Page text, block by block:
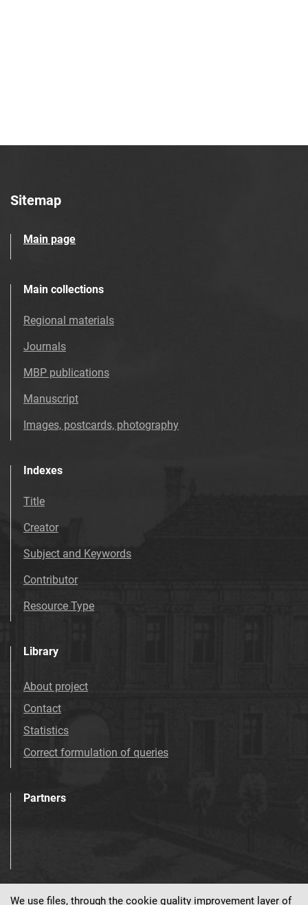
Sitemap
Main page
Main collections
Regional materials
Journals
MBP publications
Manuscript
Images, postcards, photography
Indexes
Title
Creator
Subject and Keywords
Contributor
Resource Type
Library
About project
Contact
Statistics
Correct formulation of queries
Partners
We use files, through the cookie quality improvement layer of